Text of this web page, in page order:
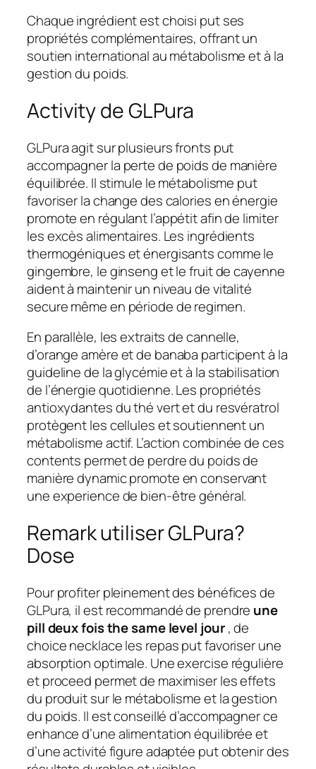
Chaque ingrédient est choisi put ses
propriétés complémentaires, offrant un
soutien international au métabolisme et à la
gestion du poids.
Activity de GLPura
GLPura agit sur plusieurs fronts put
accompagner la perte de poids de manière
équilibrée. Il stimule le métabolisme put
favoriser la change des calories en énergie
promote en régulant l’appétit afin de limiter
les excès alimentaires. Les ingrédients
thermogéniques et énergisants comme le
gingembre, le ginseng et le fruit de cayenne
aident à maintenir un niveau de vitalité
secure même en période de regimen.
En parallèle, les extraits de cannelle,
d’orange amère et de banaba participent à la
guideline de la glycémie et à la stabilisation
de l’énergie quotidienne. Les propriétés
antioxydantes du thé vert et du resvératrol
protègent les cellules et soutiennent un
métabolisme actif. L’action combinée de ces
contents permet de perdre du poids de
manière dynamic promote en conservant
une experience de bien-être général.
Remark utiliser GLPura?
Dose
Pour profiter pleinement des bénéfices de
GLPura, il est recommandé de prendre une
pill deux fois the same level jour, de
choice necklace les repas put favoriser une
absorption optimale. Une exercise régulière
et proceed permet de maximiser les effets
du produit sur le métabolisme et la gestion
du poids. Il est conseillé d’accompagner ce
enhance d’une alimentation équilibrée et
d’une activité figure adaptée put obtenir des